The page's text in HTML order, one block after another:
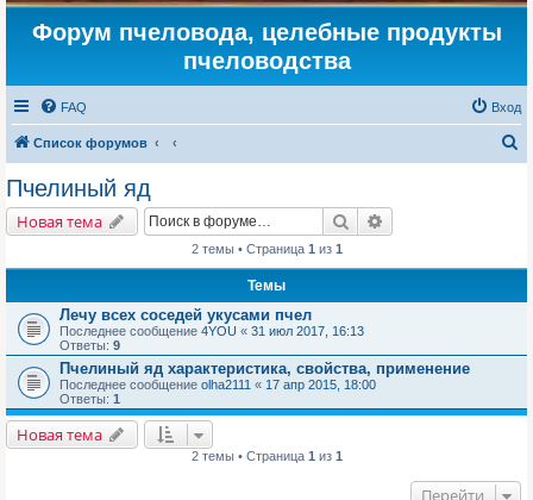
Форум пчеловода, целебные продукты
пчеловодства
FAQ Вход
Список форумов
Пчелиный яд
Новая тема Поиск
2 темы • Страница 1 из 1
Темы
Лечу всех соседей укусами пчел
Последнее сообщение 4YOU « 31 июл 2017, 16:13
Ответы: 9
Пчелиный яд характеристика, свойства, применение
Последнее сообщение olha2111 « 17 апр 2015, 18:00
Ответы: 1
Новая тема
2 темы • Страница 1 из 1
Перейти